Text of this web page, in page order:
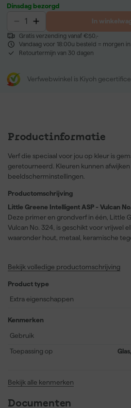
Dinsdag bezorgd
In
Gratis verzending vanaf €50,-
Vandaag voor 18:00u besteld = morgen in
Retourtermijn van 30 dagen
Verfwebwinkel is Kiyoh
Productinformatie
Verf die speciaal voor jou op kleur is
geretourneerd. Kleuren kunnen
beeldscherminstellingen.
Productomschrijving
Little Greene Intelligent ASP - Vulcan
Deze primer en grondverf in één, Little
Vulcan No. 324, is geschikt voor vrijwel
waaronder hout, metaal, keramische
profiteer je van een snelle droogtijd van
glans zorgt voor een verzorgde basis,
meter per liter bedraagt. Little Greene
breed scala aan kleuren. De kleur Vulcan
Bekijk volledige productomschrijving
Product type
Extra eigenschappen
Kenmerken
Gebruik
Toepassing op
Bekijk alle kenmerken
Documenten